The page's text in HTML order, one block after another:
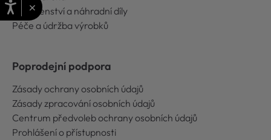
Příslušenství a náhradní díly
Péče a údržba výrobků
Poprodejní podpora
Zásady ochrany osobních údajů
Zásady zpracování osobních údajů
Centrum předvoleb ochrany osobních údajů
Prohlášení o přístupnosti
×